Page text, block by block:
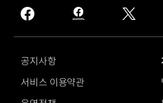
GROUP
facebook
hmg
journal
twitter
공지사항
서비스 이용약관